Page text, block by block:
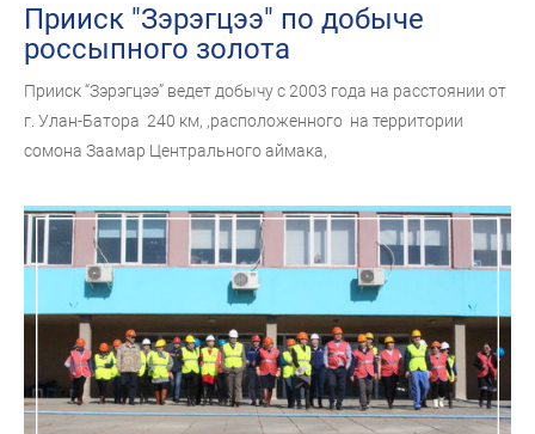
Прииск "Зэрэгцээ" по добыче
россыпного золота
​​​​​​​Прииск “Зэрэгцээ” ведет добычу с 2003 года на расстоянии от
г. Улан-Батора 240 км, ,расположенного на территории
сомона Заамар Центрального аймака,